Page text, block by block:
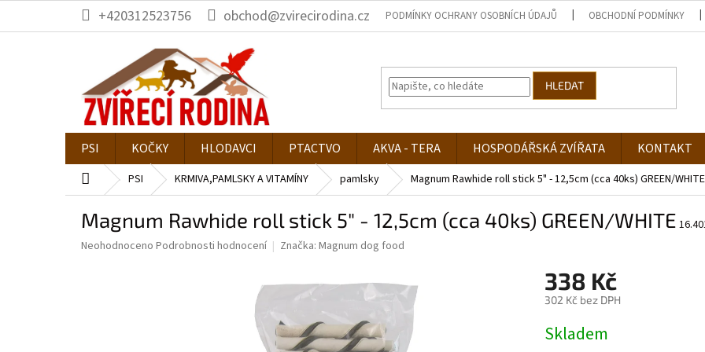
obsah
+420312523756 obchod@zvirecirodina.cz PODMÍNKY OCHRANY OSOBNÍCH ÚDAJŮ OBCHODNÍ PODMÍNKY
HLEDAT
PSI KOČKY HLODAVCI PTACTVO AKVA - TERA HOSPODÁŘSKÁ ZVÍŘATA KONTAKT
Domů PSI KRMIVA,PAMLSKY A VITAMÍNY pamlsky Magnum Rawhide roll stick 5" - 12,5cm (cca 40ks) GREEN/WHITE
Magnum Rawhide roll stick 5" - 12,5cm (cca 40ks) GREEN/WHITE
Průměrné
Neohodnoceno Podrobnosti hodnocení Značka: Magnum dog food
338 Kč
302 Kč bez DPH
cena:
Skladem